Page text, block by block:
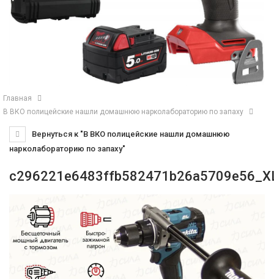
Главная
В ВКО полицейские нашли домашнюю нарколабораторию по запаху
Вернуться к "В ВКО полицейские нашли домашнюю
нарколабораторию по запаху"